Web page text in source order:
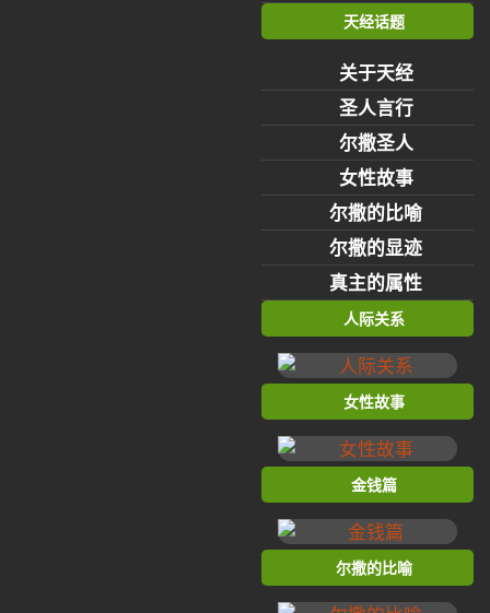
天经话题
关于天经
圣人言行
尔撒圣人
女性故事
尔撒的比喻
尔撒的显迹
真主的属性
人际关系
女性故事
金钱篇
尔撒的比喻